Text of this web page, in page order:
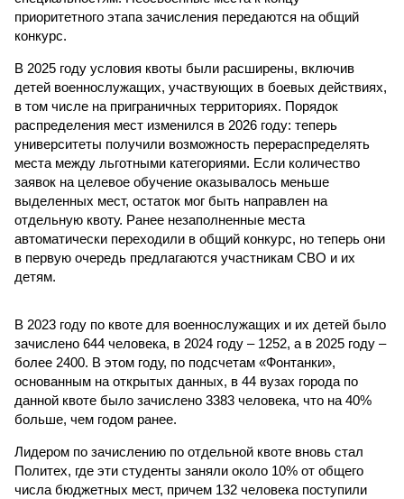
приоритетного этапа зачисления передаются на общий
конкурс.
В 2025 году условия квоты были расширены, включив
детей военнослужащих, участвующих в боевых действиях,
в том числе на приграничных территориях. Порядок
распределения мест изменился в 2026 году: теперь
университеты получили возможность перераспределять
места между льготными категориями. Если количество
заявок на целевое обучение оказывалось меньше
выделенных мест, остаток мог быть направлен на
отдельную квоту. Ранее незаполненные места
автоматически переходили в общий конкурс, но теперь они
в первую очередь предлагаются участникам СВО и их
детям.
В 2023 году по квоте для военнослужащих и их детей было
зачислено 644 человека, в 2024 году – 1252, а в 2025 году –
более 2400. В этом году, по подсчетам «Фонтанки»,
основанным на открытых данных, в 44 вузах города по
данной квоте было зачислено 3383 человека, что на 40%
больше, чем годом ранее.
Лидером по зачислению по отдельной квоте вновь стал
Политех, где эти студенты заняли около 10% от общего
числа бюджетных мест, причем 132 человека поступили